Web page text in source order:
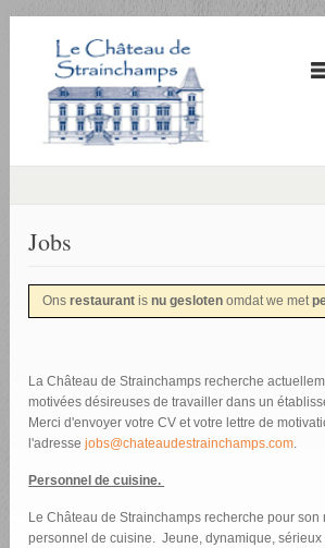
Jobs
Ons restaurantis nu geslotenomdat we met
La Château de Strainchamps recherche
motivées désireuses de travailler dans un
Merci d'envoyer votre CV et votre lettre de
l'adressejobs@chateaudestrainchamps.com.
Personnel de cuisine.
Le Château de Strainchamps recherche pour son
personnel de cuisine. Jeune, dynamique, sérieux